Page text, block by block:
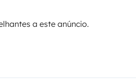
a este anúncio.